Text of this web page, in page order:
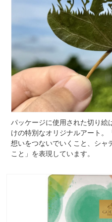
パッケージに使用された切り絵
けの特別なオリジナルアート。
想いをつないでいくこと、シャ
こと」を表現しています。